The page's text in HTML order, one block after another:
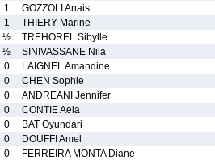
1
GOZZOLI Anais
1
THIERY Marine
½
TREHOREL Sibylle
½
SINIVASSANE Nila
0
LAIGNEL Amandine
0
CHEN Sophie
0
ANDREANI Jennifer
0
CONTIE Aela
0
BAT Oyundari
0
DOUFFI Amel
0
FERREIRA MONTA Diane